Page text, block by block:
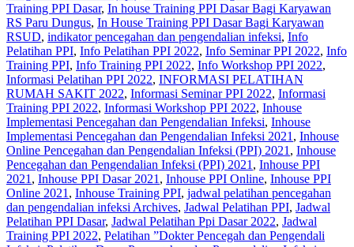
Training PPI Dasar, In house Training PPI Dasar Bagi Karyawan
RS Paru Dungus, In House Training PPI Dasar Bagi Karyawan
RSUD, indikator pencegahan dan pengendalian infeksi, Info
Pelatihan PPI, Info Pelatihan PPI 2022, Info Seminar PPI 2022, Info
Training PPI, Info Training PPI 2022, Info Workshop PPI 2022,
Informasi Pelatihan PPI 2022, INFORMASI PELATIHAN
RUMAH SAKIT 2022, Informasi Seminar PPI 2022, Informasi
Training PPI 2022, Informasi Workshop PPI 2022, Inhouse
Implementasi Pencegahan dan Pengendalian Infeksi, Inhouse
Implementasi Pencegahan dan Pengendalian Infeksi 2021 , Inhouse
Online Pencegahan dan Pengendalian Infeksi (PPI) 2021 , Inhouse
Pencegahan dan Pengendalian Infeksi (PPI) 2021 , Inhouse PPI
2021 , Inhouse PPI Dasar 2021 , Inhouse PPI Online, Inhouse PPI
Online 2021 , Inhouse Training PPI, jadwal pelatihan pencegahan
dan pengendalian infeksi Archives, Jadwal Pelatihan PPI, Jadwal
Pelatihan PPI Dasar, Jadwal Pelatihan Ppi Dasar 2022, Jadwal
Training PPI 2022, Pelatihan ”Dokter Pencegah dan Pengendali